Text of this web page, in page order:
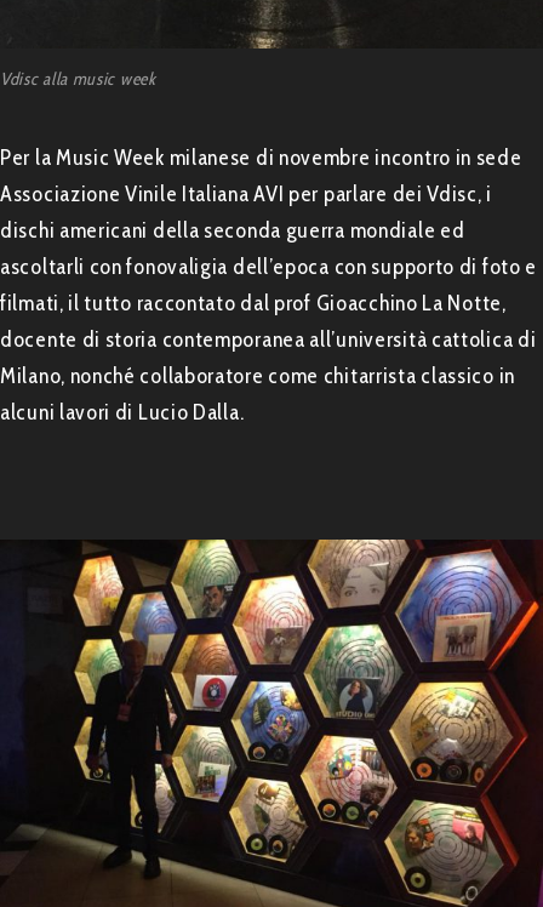
Vdisc alla music week
Per la Music Week milanese di novembre incontro in sede
Associazione Vinile Italiana AVI per parlare dei Vdisc, i
dischi americani della seconda guerra mondiale ed
ascoltarli con fonovaligia dell’epoca con supporto di foto e
filmati, il tutto raccontato dal prof Gioacchino La Notte,
docente di storia contemporanea all’università cattolica di
Milano, nonché collaboratore come chitarrista classico in
alcuni lavori di Lucio Dalla.